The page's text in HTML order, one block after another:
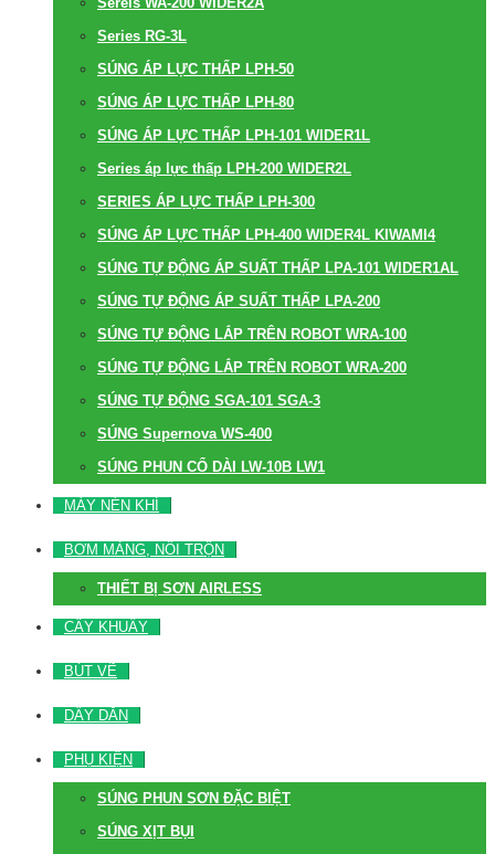
Series RG-3L
SÚNG ÁP LỰC THẤP LPH-50
SÚNG ÁP LỰC THẤP LPH-80
SÚNG ÁP LỰC THẤP LPH-101 WIDER1L
Series áp lực thấp LPH-200 WIDER2L
SERIES ÁP LỰC THẤP LPH-300
SÚNG ÁP LỰC THẤP LPH-400 WIDER4L KIWAMI4
SÚNG TỰ ĐỘNG ÁP SUẤT THẤP LPA-101 WIDER1AL
SÚNG TỰ ĐỘNG ÁP SUẤT THẤP LPA-200
SÚNG TỰ ĐỘNG LẮP TRÊN ROBOT WRA-100
SÚNG TỰ ĐỘNG LẮP TRÊN ROBOT WRA-200
SÚNG TỰ ĐỘNG SGA-101 SGA-3
SÚNG Supernova WS-400
SÚNG PHUN CỔ DÀI LW-10B LW1
MÁY NÉN KHÍ
BƠM MÀNG, NỒI TRỘN
THIẾT BỊ SƠN AIRLESS
CÂY KHUẤY
BÚT VẼ
DÂY DẪN
PHỤ KIỆN
SÚNG PHUN SƠN ĐẶC BIỆT
SÚNG XỊT BỤI